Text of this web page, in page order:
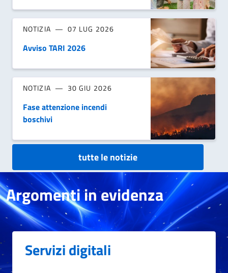
NOTIZIA 07 LUG 2026
Avviso TARI 2026
NOTIZIA 30 GIU 2026
Fase attenzione incendi
boschivi
tutte le notizie
Argomenti in evidenza
Servizi digitali